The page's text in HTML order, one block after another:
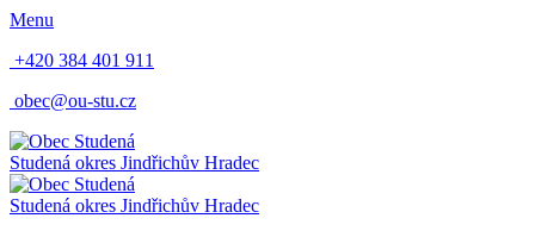
Menu
+420 384 401 911
obec@ou-stu.cz
Studená okres Jindřichův Hradec
Studená okres Jindřichův Hradec